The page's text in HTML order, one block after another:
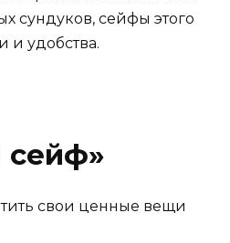
сундуков, сейфы этого
и удобства.
сейф»
свои ценные вещи